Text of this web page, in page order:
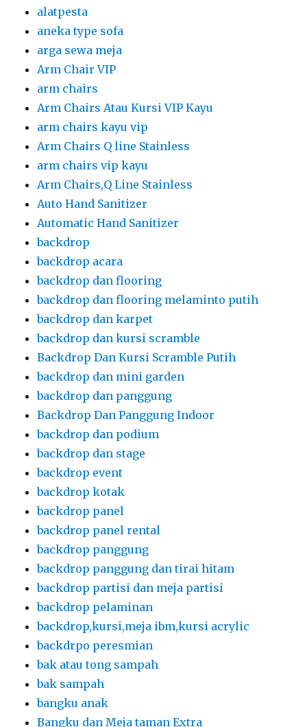
alatpesta
aneka type sofa
arga sewa meja
Arm Chair VIP
arm chairs
Arm Chairs Atau Kursi VIP Kayu
arm chairs kayu vip
Arm Chairs Q line Stainless
arm chairs vip kayu
Arm Chairs,Q Line Stainless
Auto Hand Sanitizer
Automatic Hand Sanitizer
backdrop
backdrop acara
backdrop dan flooring
backdrop dan flooring melaminto putih
backdrop dan karpet
backdrop dan kursi scramble
Backdrop Dan Kursi Scramble Putih
backdrop dan mini garden
backdrop dan panggung
Backdrop Dan Panggung Indoor
backdrop dan podium
backdrop dan stage
backdrop event
backdrop kotak
backdrop panel
backdrop panel rental
backdrop panggung
backdrop panggung dan tirai hitam
backdrop partisi dan meja partisi
backdrop pelaminan
backdrop,kursi,meja ibm,kursi acrylic
backdrpo peresmian
bak atau tong sampah
bak sampah
bangku anak
Bangku dan Meja taman Extra